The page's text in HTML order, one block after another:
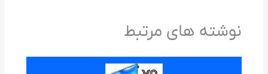
نوشته های مرتبط